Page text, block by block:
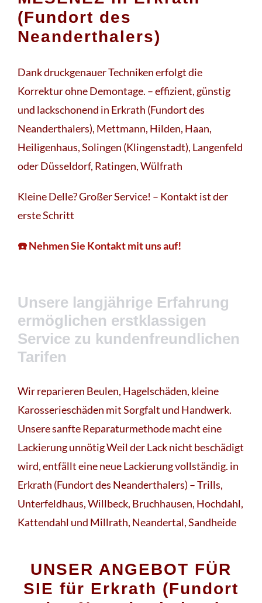
(Fundort des
Neanderthalers)
Dank druckgenauer Techniken erfolgt die
Korrektur ohne Demontage. – effizient, günstig
und lackschonend in Erkrath (Fundort des
Neanderthalers), Mettmann, Hilden, Haan,
Heiligenhaus, Solingen (Klingenstadt), Langenfeld
oder Düsseldorf, Ratingen, Wülfrath
Kleine Delle? Großer Service! – Kontakt ist der
erste Schritt
☎️ Nehmen Sie Kontakt mit uns auf!
Unsere langjährige Erfahrung
ermöglichen erstklassigen
Service zu kundenfreundlichen
Tarifen
Wir reparieren Beulen, Hagelschäden, kleine
Karosserieschäden mit Sorgfalt und Handwerk.
Unsere sanfte Reparaturmethode macht eine
Lackierung unnötig Weil der Lack nicht beschädigt
wird, entfällt eine neue Lackierung vollständig. in
Erkrath (Fundort des Neanderthalers) – Trills,
Unterfeldhaus, Willbeck, Bruchhausen, Hochdahl,
Kattendahl und Millrath, Neandertal, Sandheide
UNSER ANGEBOT FÜR
SIE für Erkrath (Fundort